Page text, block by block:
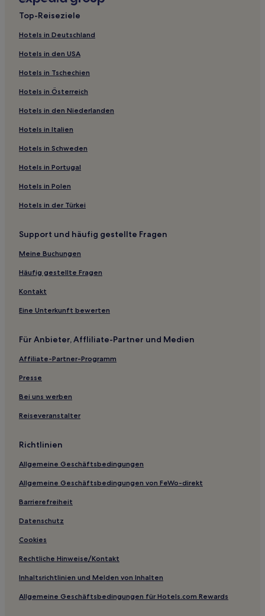
Bakonyszentlászló Hotels
Mosonmagyaróvári: Hotels
Hotels nahe Bahnhof Györszabadhegy
Téter: Hotels
Győrújfalu Hotels
Gyömöre Hotels
Győri: Hotels
Fenyőfő Hotels
Dunakiliti Hotels
Tényő Hotels
Hotels nahe Pannonhalma Bahnhof
4-Sterne-Hotels in Győr
Top-Reiseziele
Hotels in Deutschland
Hotels in den USA
Hotels in Tschechien
Hotels in Österreich
Hotels in den Niederlanden
Hotels in Italien
Hotels in Schweden
Hotels in Portugal
Hotels in Polen
Hotels in der Türkei
Support und häufig gestellte Fragen
Meine Buchungen
Häufig gestellte Fragen
Kontakt
Eine Unterkunft bewerten
Für Anbieter, Affliliate-Partner und Medien
Affiliate-Partner-Programm
Presse
Bei uns werben
Reiseveranstalter
Richtlinien
Allgemeine Geschäftsbedingungen
Allgemeine Geschäftsbedingungen von FeWo-direkt
Barrierefreiheit
Datenschutz
Cookies
Rechtliche Hinweise/Kontakt
Inhaltsrichtlinien und Melden von Inhalten
Allgemeine Geschäftsbedingungen für Hotels.com Rewards